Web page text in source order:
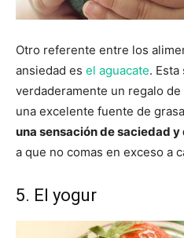
Otro referente entre los
ansiedad es el aguacate.
verdaderamente un regalo
una excelente fuente de
una sensación de saciedad y
a que no comas en exceso a
5. El yogur